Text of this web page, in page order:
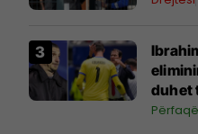
duhet
të